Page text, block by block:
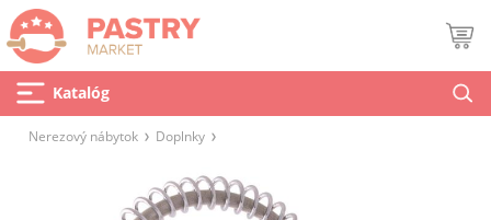
Katalóg
Nerezový nábytok Doplnky